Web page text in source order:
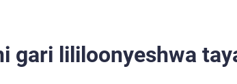
gari lililoonyeshwa